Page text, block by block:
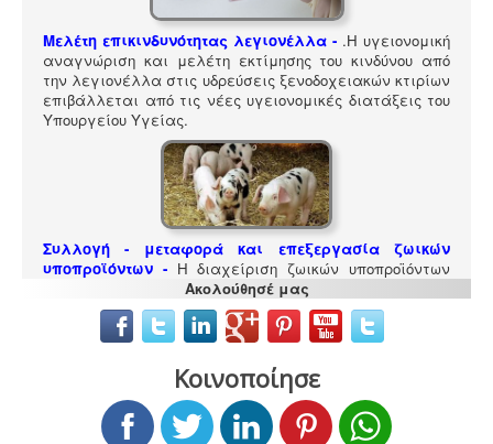
Μελέτη επικινδυνότητας λεγιονέλλα - .Η υγειονομική
αναγνώριση και μελέτη εκτίμησης του κινδύνου από
την λεγιονέλλα στις υδρεύσεις ξενοδοχειακών κτιρίων
επιβάλλεται από τις νέες υγειονομικές διατάξεις του
Υπουργείου Υγείας.
Συλλογή - μεταφορά και επεξεργασία ζωικών
υποπροϊόντων - Η διαχείριση ζωικών υποπροϊόντων
διέπεται από τον Κανονισμό (ΕΚ) αριθ. 1069/2009 και
αρμόδιες είναι οι κτηνιατρικές υπηρεσίες. Τα
αδρανοποιημένα ζωικά υποπροϊόντα θεωρούνται μη
επικίνδυνα απόβλητα και περιλαμβάνονται στον
Ακολούθησέ μας
Κοινοποίησε